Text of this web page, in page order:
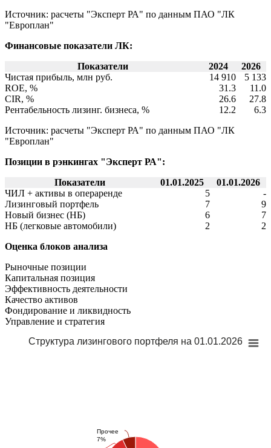
Источник: расчеты "Эксперт РА" по данным ПАО "ЛК
"Европлан"
Финансовые показатели ЛК:
Показатели
2024
2026
Чистая прибыль, млн руб.
14 910
5 133
ROE, %
31.3
11.0
CIR, %
26.6
27.8
Рентабельность лизинг. бизнеса, %
12.2
6.3
Источник: расчеты "Эксперт РА" по данным ПАО "ЛК
"Европлан"
Позиции в рэнкингах "Эксперт РА":
Показатели
01.01.2025
01.01.2026
ЧИЛ + активы в операренде
5
-
Лизинговый портфель
7
9
Новый бизнес (НБ)
6
7
НБ (легковые автомобили)
2
2
Оценка блоков анализа
Рыночные позиции
Капитальная позиция
Эффективность деятельности
Качество активов
Фондирование и ликвидность
Управление и стратегия
Структура лизингового портфеля на 01.01.2026
Прочее
7%